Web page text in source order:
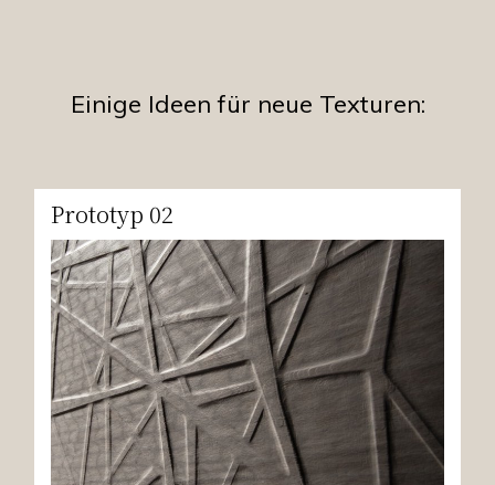
Einige Ideen für neue Texturen:
Prototyp 02